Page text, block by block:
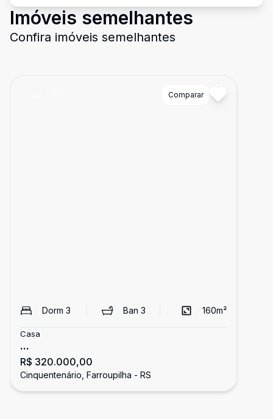
Imóveis semelhantes
Confira imóveis semelhantes
Comparar
Dorm 3 Ban3 160m²
Casa
...
R$ 320.000,00
Cinquentenário, Farroupilha - RS